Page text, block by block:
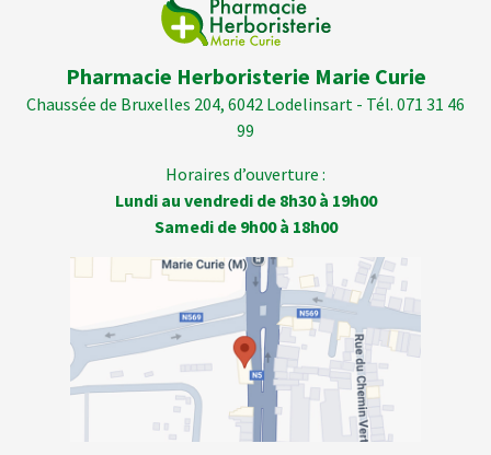
Pharmacie Herboristerie Marie Curie
Chaussée de Bruxelles 204, 6042 Lodelinsart - Tél. 071 31 46
99
Horaires d’ouverture :
Lundi au vendredi de 8h30 à 19h00
Samedi de 9h00 à 18h00